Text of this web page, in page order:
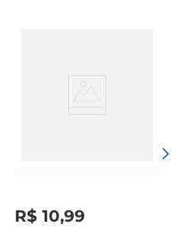
que agrada tanto os
Sua versatilidade
R$ 10,99